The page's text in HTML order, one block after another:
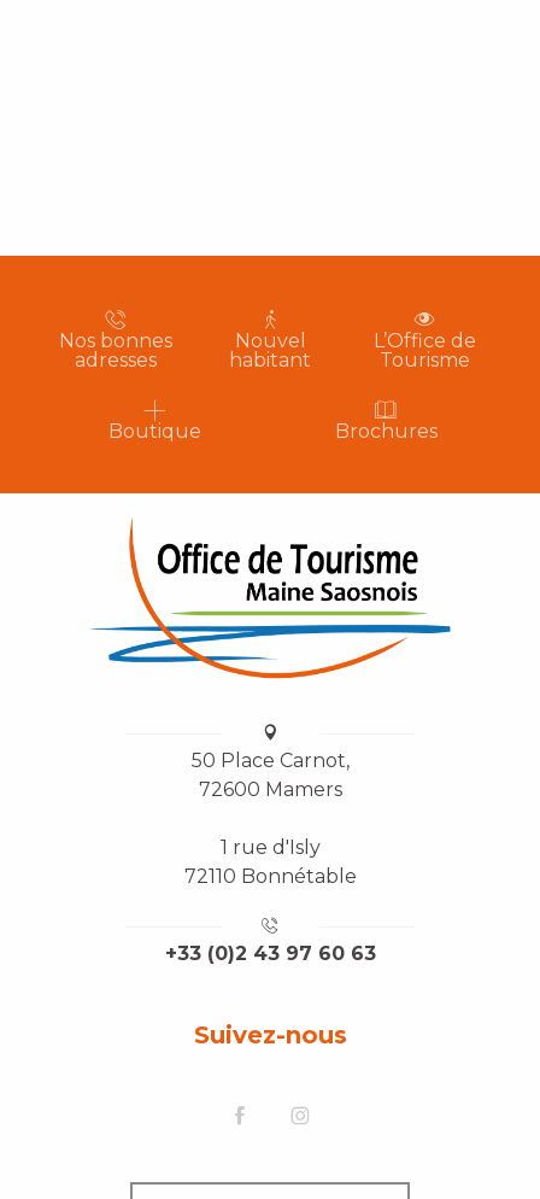
Nos bonnes
adresses
Nouvel
habitant
L’Office de
Tourisme
Boutique Brochures
50 Place Carnot,
72600 Mamers
1 rue d'Isly
72110 Bonnétable
+33 (0)2 43 97 60 63
Suivez-nous